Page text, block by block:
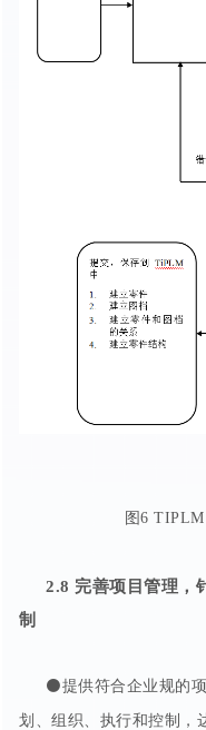
图6
2.8 完善项目管理 ，
制
⚫提供符合企业规的
划、组织、执行和控制，